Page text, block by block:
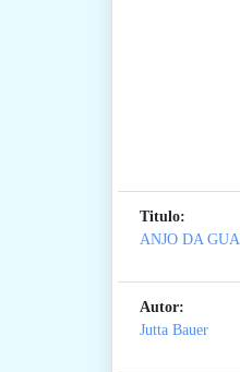
Titulo:
ANJO DA
Autor:
Jutta Bauer